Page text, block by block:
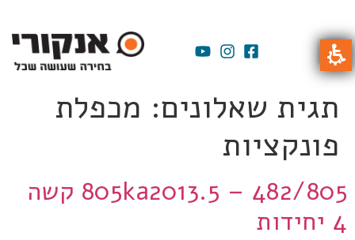
תגית שאלונים: מכפלת
פונקציות
805ka2013.5 – 482/805 קשה
4 יחידות